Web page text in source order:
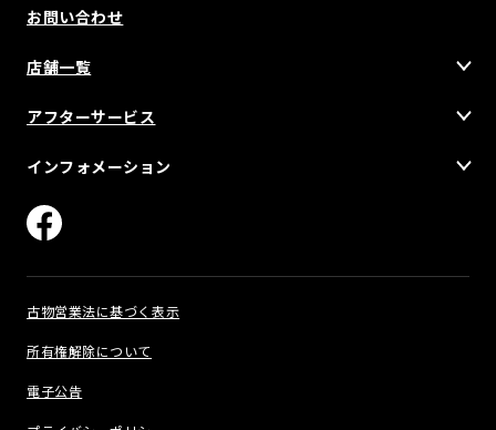
お問い合わせ
店舗一覧
アフターサービス
インフォメーション
古物営業法に基づく表示
所有権解除について
電子公告